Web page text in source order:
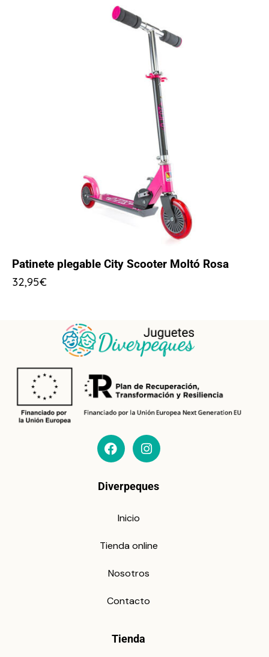
Patinete plegable City Scooter Moltó Rosa
32,95€
Diverpeques
Inicio
Tienda online
Nosotros
Contacto
Tienda